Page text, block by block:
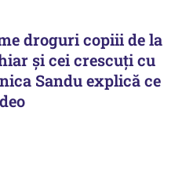
droguri copiii de la
și cei crescuți cu
Sandu explică ce